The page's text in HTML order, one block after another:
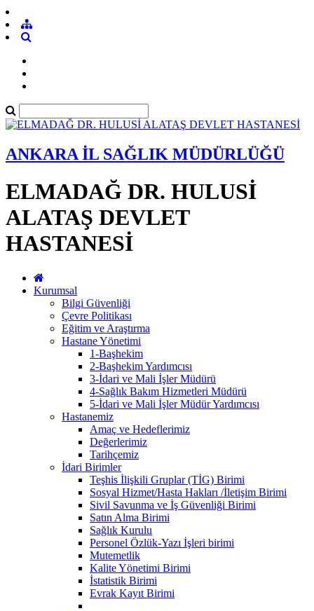
ANKARA İL SAĞLIK MÜDÜRLÜĞÜ
ELMADAĞ DR. HULUSİ
ALATAŞ DEVLET
HASTANESİ
Kurumsal
Bilgi Güvenliği
Çevre Politikası
Eğitim ve Araştırma
Hastane Yönetimi
1-Başhekim
2-Başhekim Yardımcısı
3-İdari ve Mali İşler Müdürü
4-Sağlık Bakım Hizmetleri Müdürü
5-İdari ve Mali İşler Müdür Yardımcısı
Hastanemiz
Amaç ve Hedeflerimiz
Değerlerimiz
Tarihçemiz
İdari Birimler
Teşhis İlişkili Gruplar (TİG) Birimi
Sosyal Hizmet/Hasta Hakları /İletişim Birimi
Sivil Savunma ve İş Güvenliği Birimi
Satın Alma Birimi
Sağlık Kurulu
Personel Özlük-Yazı İşleri birimi
Mutemetlik
Kalite Yönetimi Birimi
İstatistik Birimi
Evrak Kayıt Birimi